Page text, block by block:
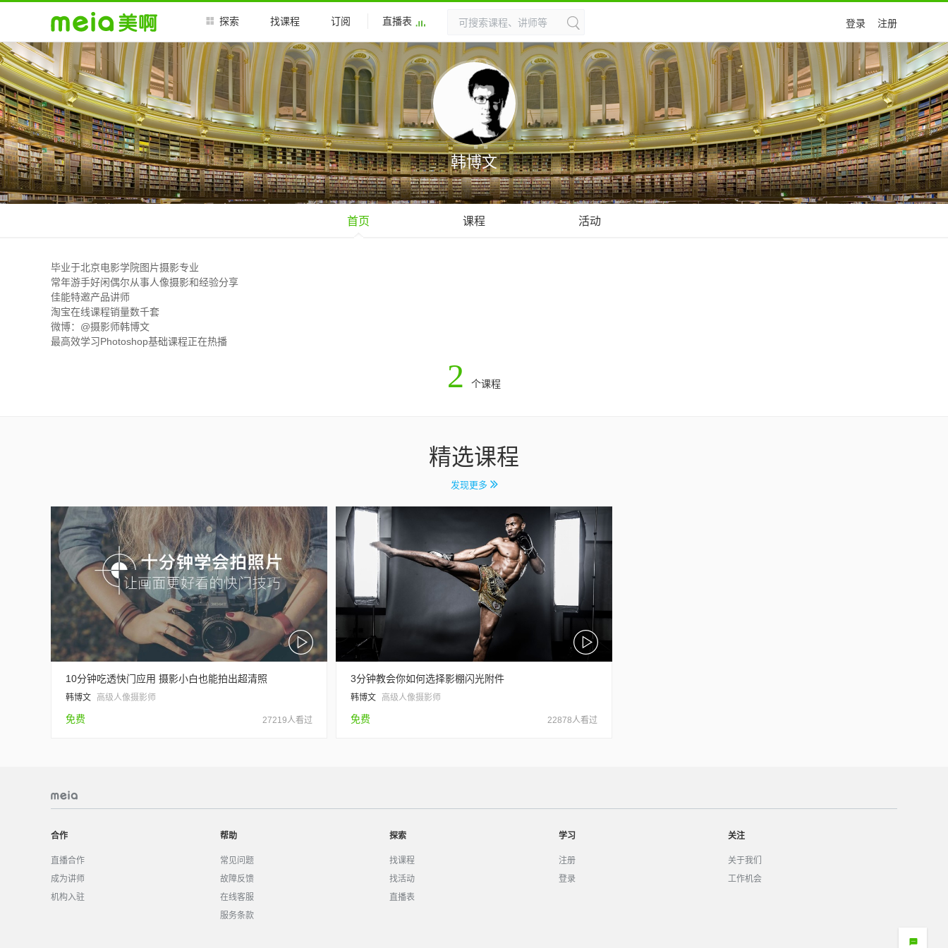
探索 找课程 订阅 直播表 登录 注册
韩博文
首页 课程 活动
毕业于北京电影学院图片摄影专业
常年游手好闲偶尔从事人像摄影和经验分享
佳能特邀产品讲师
淘宝在线课程销量数千套
微博：@摄影师韩博文
最高效学习Photoshop基础课程正在热播
2 个课程
精选课程
发现更多
10分钟吃透快门应用 摄影小白也能拍出超清照
韩博文 高级人像摄影师
免费 27219人看过
3分钟教会你如何选择影棚闪光附件
韩博文 高级人像摄影师
免费 22878人看过
合作
直播合作
成为讲师
机构入驻
帮助
常见问题
故障反馈
在线客服
服务条款
探索
找课程
找活动
直播表
学习
注册
登录
关注
关于我们
工作机会